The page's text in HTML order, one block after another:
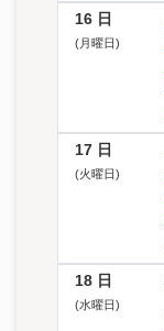
16 日
(月曜日)
17 日
(火曜日)
18 日
(水曜日)